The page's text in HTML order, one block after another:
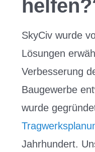
SkyCiv wurde
Lösungen
Verbesserung
Baugewerbe
wurde
Jahrhundert.